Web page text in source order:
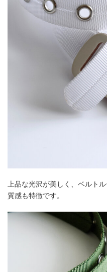
上品な光沢が美しく、ベルト
質感も特徴です。